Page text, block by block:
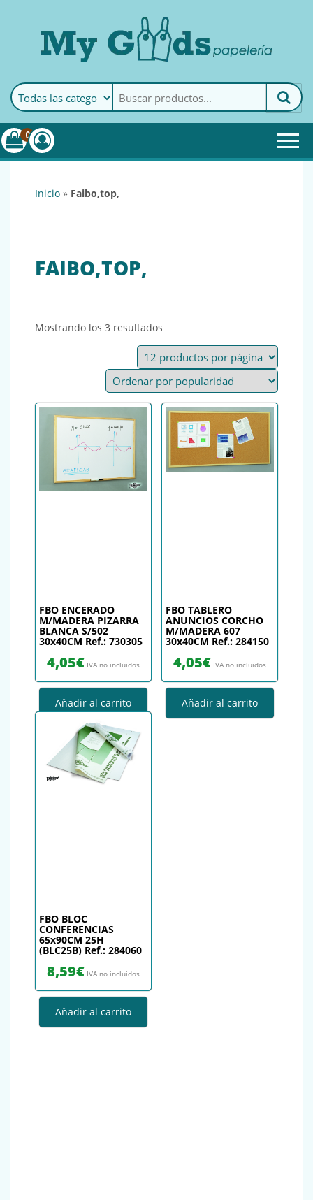
MyGoods · PapeleríaMy Goods es tu papelería
online de confianza. Podrás
encontrar todo lo necesario
0
inicio » faibo,top,
FAIBO,TOP,
Mostrando los 3 resultados
FBO ENCERADO
M/MADERA PIZARRA
BLANCA S/502
30x40CM Ref.: 730305
4,05€ IVA no incluidos
Añadir al carrito
FBO TABLERO
ANUNCIOS CORCHO
M/MADERA 607
30x40CM Ref.: 284150
4,05€ IVA no incluidos
Añadir al carrito
FBO BLOC
CONFERENCIAS
65x90CM 25H
(BLC25B) Ref.: 284060
8,59€ IVA no incluidos
Añadir al carrito